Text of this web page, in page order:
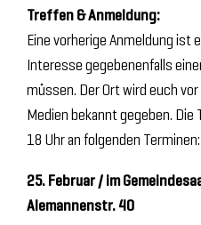
Treffen & Anmeldung:
Eine vorherige Anmeldung ist
Interesse gegebenenfalls
müssen. Der Ort wird euch
Medien bekannt gegeben.
18 Uhr an folgenden Terminen:
25. Februar /im
Alemannenstr. 40